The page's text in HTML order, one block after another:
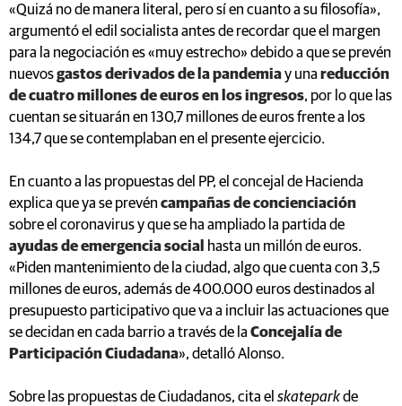
«Quizá no de manera literal, pero sí en cuanto a su filosofía»,
argumentó el edil socialista antes de recordar que el margen
para la negociación es «muy estrecho» debido a que se prevén
nuevosgastos derivados de la pandemiay una reducción
de cuatro millones de euros en los ingresos, por lo que las
cuentan se situarán en 130,7 millones de euros frente a los
134,7 que se contemplaban en el presente ejercicio.
En cuanto a las propuestas del PP, el concejal de Hacienda
explica que ya se prevén campañas de concienciación
sobre el coronavirus y que se ha ampliado la partida de
ayudas de emergencia social hasta un millón de euros.
«Piden mantenimiento de la ciudad, algo que cuenta con 3,5
millones de euros, además de 400.000 euros destinados al
presupuesto participativo que va a incluir las actuaciones que
se decidan en cada barrio a través de la Concejalía de
Participación Ciudadana», detalló Alonso.
Sobre las propuestas de Ciudadanos, cita el skateparkde